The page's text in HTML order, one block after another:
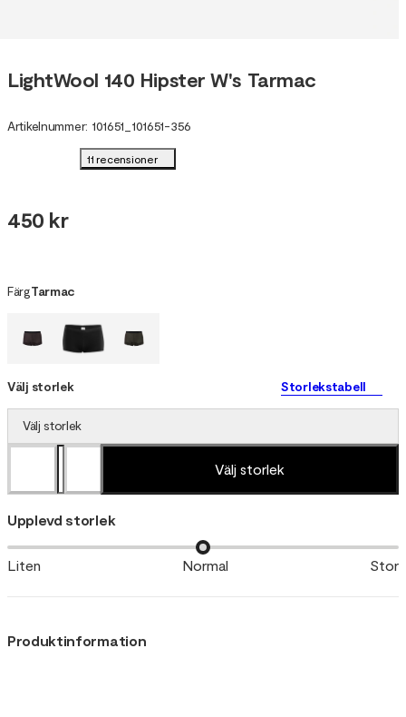
LightWool 140 Hipster W's Tarmac
Artikelnummer: 101651 101651-356
11 recensioner
450 kr
FärgTarmac
Välj storlek Storlekstabell
Välj storlek
Välj storlek
Upplevd storlek
Liten Normal Stor
Produktinformation